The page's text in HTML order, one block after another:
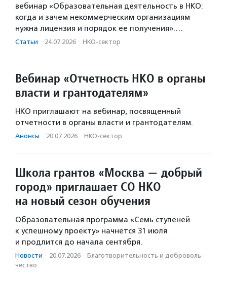
вебинар «Образовательная деятельность в НКО:
когда и зачем некоммерческим организациям
нужна лицензия и порядок ее получения».…
Статьи · 24.07.2026 · НКО-сектор
Вебинар «Отчетность НКО в органы
власти и грантодателям»
НКО приглашают на вебинар, посвященный
отчетности в органы власти и грантодателям.
Анонсы · 20.07.2026 · НКО-сектор
Школа грантов «Москва — добрый
город» приглашает СО НКО
на новый сезон обучения
Образовательная программа «Семь ступеней
к успешному проекту» начнется 31 июля
и продлится до начала сентября.
Новости · 20.07.2026 · Благотвори­тель­ность и доброволь­
чест­во